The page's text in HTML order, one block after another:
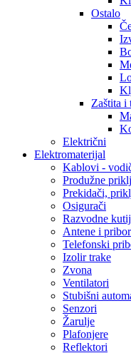
Ostalo
Zaštita i
Električni
Elektromaterijal
Kablovi -
Produžne
Prekidači,
Osigurači
Razvodne
Antene i pribor
Telefonski
Izolir trake
Zvona
Ventilatori
Stubišni
Senzori
Žarulje
Plafonjere
Reflektori